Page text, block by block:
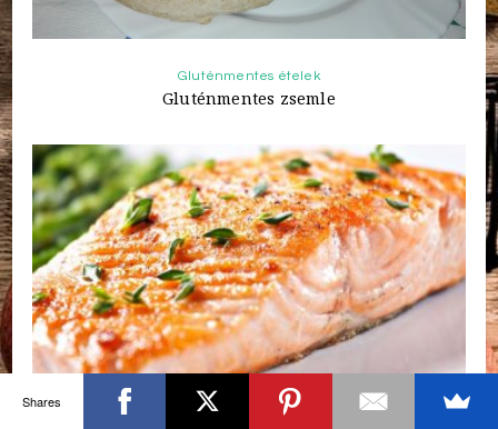
Gluténmentes ételek
Gluténmentes zsemle
Shares